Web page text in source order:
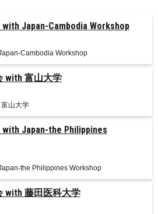
with 藤田医科大学
Japan-the Philippines
the Philippines Workshop
with 富山大学
山大学
Japan-Cambodia Workshop
Cambodia Workshop